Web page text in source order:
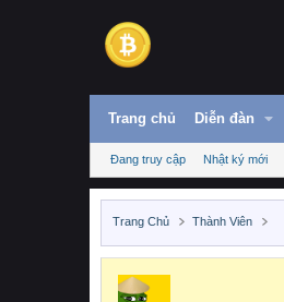
Trang chủ Diễn đàn
Đang truy cập Nhật ký mới
Trang Chủ Thành Viên